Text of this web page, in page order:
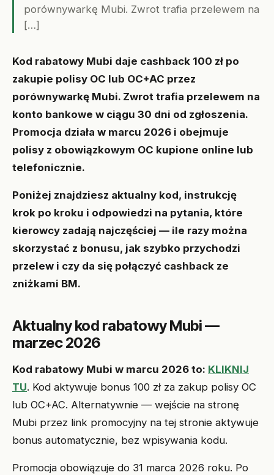
porównywarkę Mubi. Zwrot trafia przelewem na
[…]
Kod rabatowy Mubi daje cashback 100 zł po
zakupie polisy OC lub OC+AC przez
porównywarkę Mubi. Zwrot trafia przelewem na
konto bankowe w ciągu 30 dni od zgłoszenia.
Promocja działa w marcu 2026 i obejmuje
polisy z obowiązkowym OC kupione online lub
telefonicznie.
Poniżej znajdziesz aktualny kod, instrukcję
krok po kroku i odpowiedzi na pytania, które
kierowcy zadają najczęściej — ile razy można
skorzystać z bonusu, jak szybko przychodzi
przelew i czy da się połączyć cashback ze
zniżkami BM.
Aktualny kod rabatowy Mubi —
marzec 2026
Kod rabatowy Mubi w marcu 2026 to: KLIKNIJ
TU. Kod aktywuje bonus 100 zł za zakup polisy OC
lub OC+AC. Alternatywnie — wejście na stronę
Mubi przez link promocyjny na tej stronie aktywuje
bonus automatycznie, bez wpisywania kodu.
Promocja obowiązuje do 31 marca 2026 roku. Po